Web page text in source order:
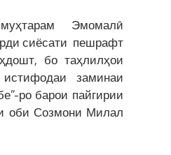
Эмомалӣ
сиёсати пешрафт
бо таҳлилҳои
заминаи
ро барои пайгирии
оби Созмони Милал